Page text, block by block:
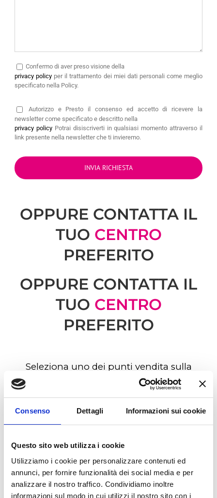
Consenso Dettagli Informazioni sui cookie
Questo sito web utilizza i cookie
Utilizziamo i cookie per personalizzare contenuti ed
annunci, per fornire funzionalità dei social media e per
analizzare il nostro traffico. Condividiamo inoltre
informazioni sul modo in cui utilizzi il nostro sito con i
Confermo di aver preso visione della
privacy policy per il trattamento dei miei dati personali come meglio
specificato nella Policy.
Autorizzo
e Presto il consenso ed accetto di ricevere la
newsletter come specificato e descritto nella
privacy policyPotrai disiscriverti in qualsiasi momento attraverso il
link presente nella newsletter che ti invieremo.
OPPURE CONTATTA IL
TUO CENTRO
PREFERITO
OPPURE CONTATTA IL
TUO CENTRO
PREFERITO
Seleziona uno dei punti vendita sulla
mappa. Clicca sull’
indirizzoper ottenere
leindicazioniin Google Maps, sul
numero ditelefonoper avviare la
chiamata, o sull’indirizzo
inviarci unmessaggio.